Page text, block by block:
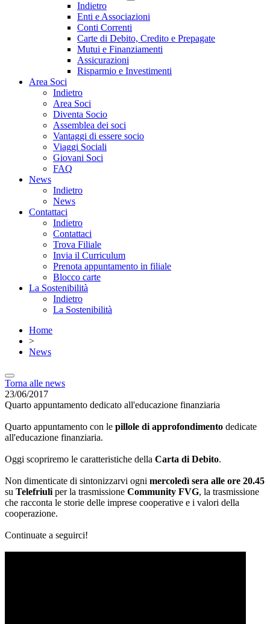
Indietro
Enti e Associazioni
Conti Correnti
Carte di Debito, Credito e Prepagate
Mutui e Finanziamenti
Assicurazioni
Risparmio e Investimenti
Area Soci
Indietro
Area Soci
Diventa Socio
Assemblea dei soci
Vantaggi di essere socio
Viaggi Sociali
Giovani Soci
FAQ
News
Indietro
News
Contattaci
Indietro
Contattaci
Trova Filiale
Invia il Curriculum
Prenota appuntamento in filiale
Blocco carte
La Sostenibilità
Indietro
La Sostenibilità
Home
>
News
Torna alle news
23/06/2017
Quarto appuntamento dedicato all'educazione finanziaria
Quarto appuntamento con le pillole di approfondimento dedicate
all'educazione finanziaria.
Oggi scopriremo le caratteristiche della Carta di Debito.
Non dimenticate di sintonizzarvi ogni mercoledì sera alle ore 20.45
su Telefriuli per la trasmissione Community FVG, la trasmissione
che racconta le storie delle imprese cooperative e i valori della
cooperazione.
Continuate a seguirci!